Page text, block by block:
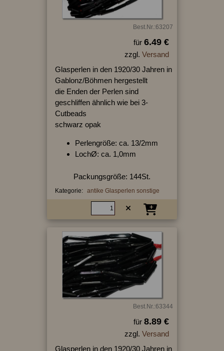
Best.Nr.:63207
für 6.49 €
zzgl. Versand
Glasperlen in den 1920/30 Jahren in
Gablonz/Böhmen hergestellt
die Enden der Perlen sind
geschliffen ähnlich wie bei 3-
Cutbeads
schwarz opak
Perlengröße: ca. 13/2mm
LochØ: ca. 1,0mm
Packungsgröße: 144St.
Kategorie: antike Glasperlen sonstige
Best.Nr.:63344
für 8.89 €
zzgl. Versand
Glasperlen in den 1920/30 Jahren in